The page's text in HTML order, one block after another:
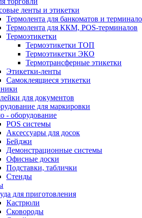
ленты и этикетки
Термолента для банкоматов и
Термолента для ККМ, POS-терминалов
Термоэтикетки
Термоэтикетки ТОП
Термоэтикетки ЭКО
Термотрансферные этикетки
Этикетки-ленты
Самоклеящиеся этикетки
для документов
для маркировки
- оборудование
POS системы
Аксессуары для досок
Бейджи
Демонстрационные системы
Офисные доски
Подставки, таблички
Стенды
для приготовления
Кастрюли
Сковороды